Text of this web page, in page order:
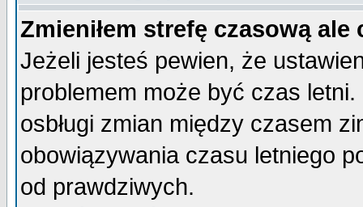
Zmieniłem strefę czasową
Jeżeli jesteś pewien, że
problemem może być czas
osbługi zmian między czasem
obowiązywania czasu letniego
od prawdziwych.